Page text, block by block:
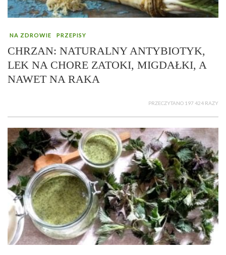
NA ZDROWIE PRZEPISY
CHRZAN: NATURALNY ANTYBIOTYK,
LEK NA CHORE ZATOKI, MIGDAŁKI, A
NAWET NA RAKA
PRZECZYTANO 197 424 RAZY